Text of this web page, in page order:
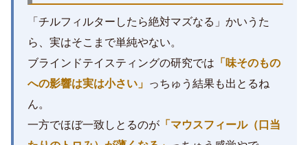
「チルフィルターしたら絶対マズなる」かいうた
ら、実はそこまで単純やない。
ブラインドテイスティングの研究では 「味そのもの
への影響は実は小さい」 っちゅう結果も出とるね
ん。
一方でほぼ一致しとるのが 「マウスフィール（口当